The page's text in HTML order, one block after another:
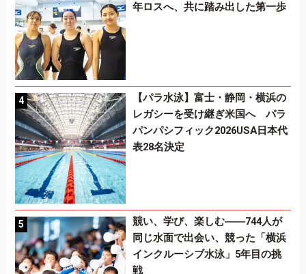
年ロスへ、共に踏み出した第一歩
【パラ水泳】富士・静岡・横浜の
レガシーを受け継ぎ米国へ パラ
パンパシフィック2026USA日本代
表28名決定
競い、学び、楽しむ――744人が
同じ水面で出会い、競った「横浜
インクルーシブ水泳」5年目の挑
戦